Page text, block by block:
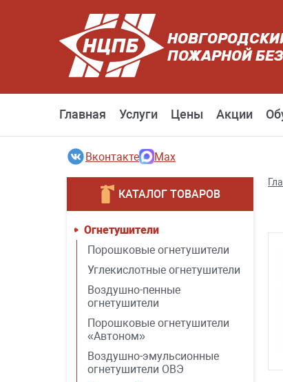
ПОЖАРНОЙ
Главная Услуги Цены Акции
Вконтакте Max
КАТАЛОГ ТОВАРОВ
Огнетушители
Порошковые огнетушители
Углекислотные огнетушители
Воздушно-пенные
огнетушители
Порошковые огнетушители
«Автоном»
Воздушно-эмульсионные
огнетушители ОВЭ